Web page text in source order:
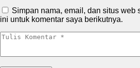
Simpan nama, email, dan situs web
ini untuk komentar saya berikutnya.